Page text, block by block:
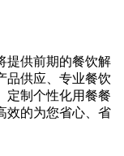
提供前期的餐饮解
品供应、专业餐饮
定制个性化用餐餐
效的为您省心、省